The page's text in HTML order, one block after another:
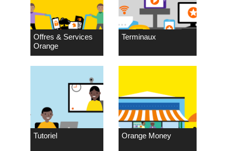
Offres & Services
Orange
Terminaux
Tutoriel Orange Money